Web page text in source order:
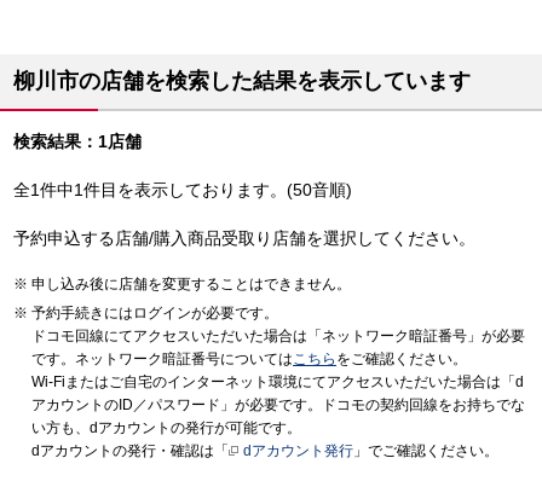
柳川市の店舗を検索した結果を表示しています
検索結果：1店舗
全1件中1件目を表示しております。(50音順)
予約申込する店舗/購入商品受取り店舗を選択してください。
申し込み後に店舗を変更することはできません。
予約手続きにはログインが必要です。
ドコモ回線にてアクセスいただいた場合は「ネットワーク暗証番号」が必要
です。ネットワーク暗証番号についてはこちら をご確認ください。
Wi-Fiまたはご自宅のインターネット環境にてアクセスいただいた場合は「d
アカウントのID／パスワード」が必要です。ドコモの契約回線をお持ちでな
い方も、dアカウントの発行が可能です。
dアカウントの発行・確認は「
dアカウント発行 」でご確認ください。